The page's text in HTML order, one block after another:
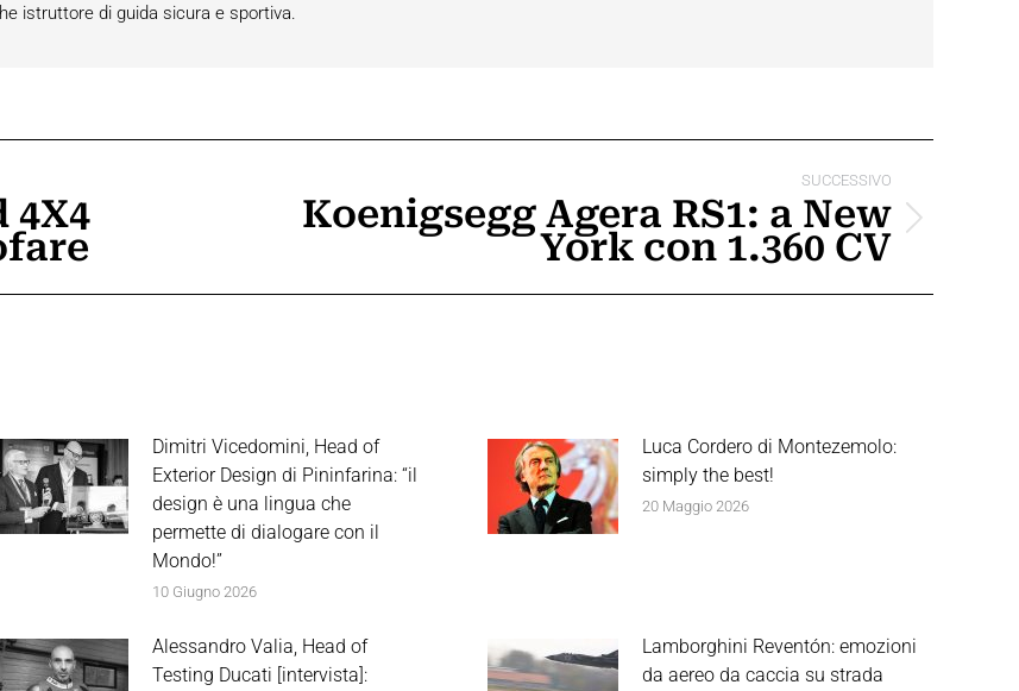
istruttore di guida sicura e sportiva.
4X4
SUCCESSIVO
ProssimoKoenigsegg Agera RS1: a New
York con 1.360 CV
Dimitri Vicedomini, Head of
Exterior Design di Pininfarina: “il
design è una lingua che
permette di dialogare con il
Mondo!”
10 Giugno 2026
Luca Cordero di Montezemolo:
simply the best!
20 Maggio 2026
Alessandro Valia, Head of
Testing Ducati [intervista]:
Lamborghini Reventón: emozioni
da aereo da caccia su strada